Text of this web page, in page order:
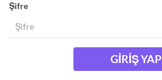
Şifre
GIRIŞ YAP